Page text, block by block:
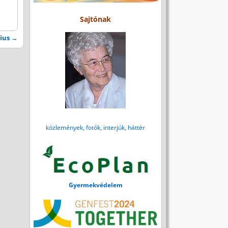
→
Sajtónak
közlemények, fotók, interjúk, háttér
Gyermekvédelem